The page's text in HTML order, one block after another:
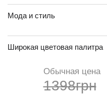
Мода и стиль
Широкая цветовая палитра
Обычная цена
1398грн